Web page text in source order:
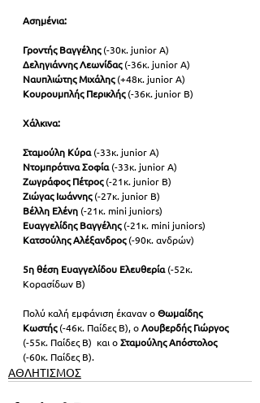
Ασημένια:
Γροντής Βαγγέλης (-30κ. junior A)
Δεληγιάννης Λεωνίδας (-36κ. junior A)
Ναυπλιώτης Μιχάλης (+48κ. junior A)
Κουρουμπλής Περικλής (-36κ. junior Β)
Χάλκινα:
Σταμούλη Κύρα (-33κ. junior A)
Ντομπρότινα Σοφία (-33κ. junior A)
Ζωγράφος Πέτρος (-21κ. junior Β)
Ζιώγας Ιωάννης (-27κ. junior Β)
Βέλλη Ελένη (-21κ. mini juniors)
Ευαγγελίδης Βαγγέλης (-21κ. mini juniors)
Κατσούλης Αλέξανδρος (-90κ. ανδρών)
5η θέση Ευαγγελίδου Ελευθερία (-52κ.
Κορασίδων Β)
Πολύ καλή εμφάνιση έκαναν ο Θωμαίδης
Κωστής (-46κ. Παίδες Β), ο Λουβερδής Γιώργος
(-55κ. Παίδες Β)  και ο Σταμούλης Απόστολος
(-60κ. Παίδες Β).
ΑΘΛΗΤΙΣΜΟΣ